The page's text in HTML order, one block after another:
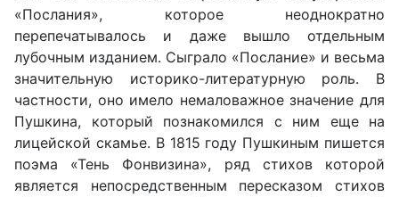
«Послания», которое неоднократно
перепечатывалось и даже вышло отдельным
лубочным изданием. Сыграло «Послание» и весьма
значительную историко-литературную роль. В
частности, оно имело немаловажное значение для
Пушкина, который познакомился с ним еще на
лицейской скамье. В 1815 году Пушкиным пишется
поэма «Тень Фонвизина», ряд стихов которой
является непосредственным пересказом стихов